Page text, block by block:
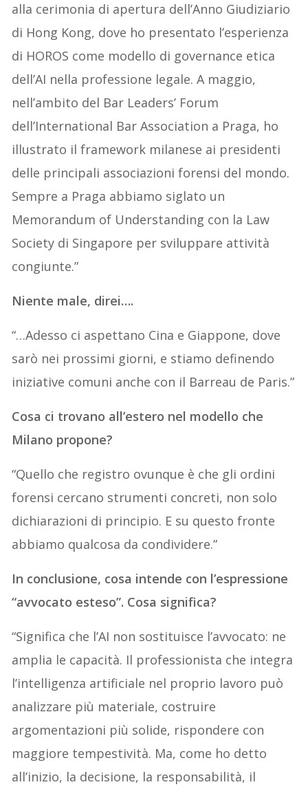
alla cerimonia di apertura dell’Anno Giudiziario
di Hong Kong, dove ho presentato l’esperienza
di HOROS come modello di governance etica
dell’AI nella professione legale. A maggio,
nell’ambito del Bar Leaders’ Forum
dell’International Bar Association a Praga, ho
illustrato il framework milanese ai presidenti
delle principali associazioni forensi del mondo.
Sempre a Praga abbiamo siglato un
Memorandum of Understanding con la Law
Society di Singapore per sviluppare attività
congiunte.”
Niente male, direi….
“…Adesso ci aspettano Cina e Giappone, dove
sarò nei prossimi giorni, e stiamo definendo
iniziative comuni anche con il Barreau de Paris.”
Cosa ci trovano all’estero nel modello che
Milano propone?
“Quello che registro ovunque è che gli ordini
forensi cercano strumenti concreti, non solo
dichiarazioni di principio. E su questo fronte
abbiamo qualcosa da condividere.”
In conclusione, cosa intende con l’espressione
“avvocato esteso”. Cosa significa?
“Significa che l’AI non sostituisce l’avvocato: ne
amplia le capacità. Il professionista che integra
l’intelligenza artificiale nel proprio lavoro può
analizzare più materiale, costruire
argomentazioni più solide, rispondere con
maggiore tempestività. Ma, come ho detto
all’inizio, la decisione, la responsabilità, il